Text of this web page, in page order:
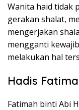
Wanita haid tidak
gerakan shalat,
mengerjakan
mengganti
melakukan hal
Hadis
Fatimah binti Abi